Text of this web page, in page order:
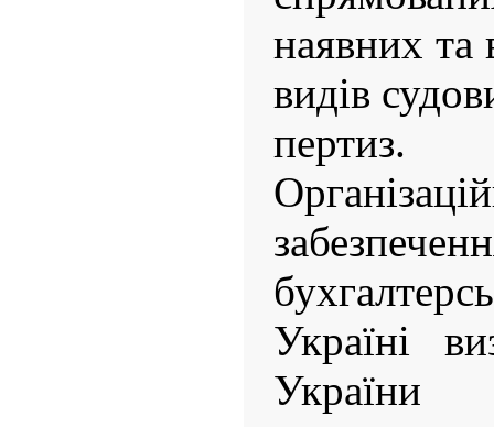
наявних та
видів
пертиз.
Україні